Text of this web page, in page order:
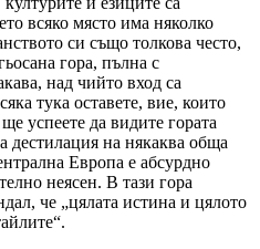
всяко място има няколко
си също толкова често,
гора, пълна с
над чийто вход са
тука оставете, вие, които
успеете да видите гората
дестилация на някаква обща
Европа е абсурдно
неясен. В тази гора
че „цялата истина и цялото